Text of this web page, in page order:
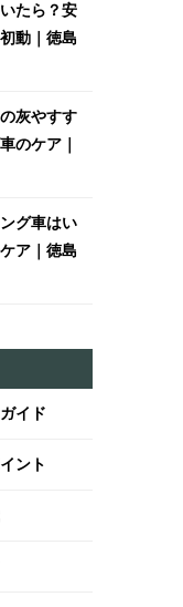
たら？安
動｜徳島
灰やすす
のケア｜
グ車はい
ア｜徳島
イド
ント